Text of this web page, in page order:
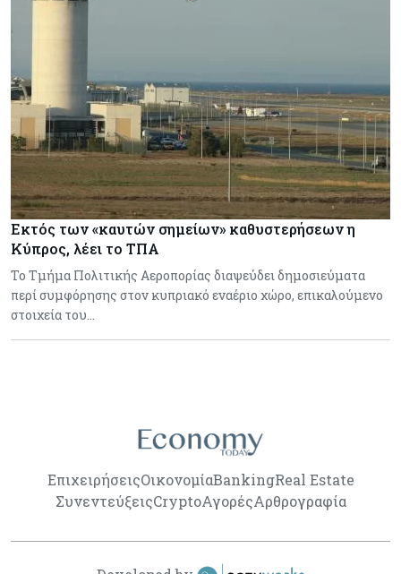
Εκτός των «καυτών σημείων» καθυστερήσεων η
Κύπρος, λέει το ΤΠΑ
Το Τμήμα Πολιτικής Αεροπορίας διαψεύδει δημοσιεύματα
περί συμφόρησης στον κυπριακό εναέριο χώρο, επικαλούμενο
στοιχεία του…
ΕπιχειρήσειςΟικονομίαBankingReal Estate
ΣυνεντεύξειςCryptoΑγορέςΑρθρογραφία